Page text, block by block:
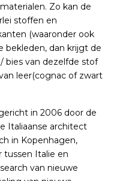
Zo kan de
stoffen en
(waaronder ook
bekleden, dan krijgt de
bies van dezelfde stof
leer(cognac of zwart
in 2006 door de
Italiaanse architect
in Kopenhagen,
tussen Italie en
van nieuwe